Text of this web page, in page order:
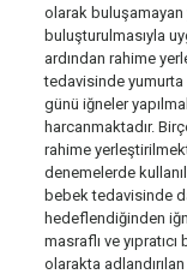
olarak buluşamayan
buluşturulmasıyla
ardından rahime
tedavisinde yumurta
günü iğneler
harcanmaktadır.
rahime
denemelerde
bebek tedavisinde
hedeflendiğinden
masraflı ve
olarakta